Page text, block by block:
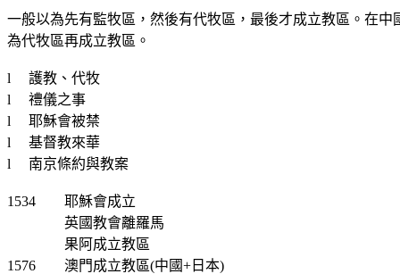
一般以為先有監牧區，然後有代牧區，最後才成立教區。在
為代牧區再成立教區。
l
護教、代牧
l
禮儀之事
l
耶穌會被禁
l
基督教來華
l
南京條約與教案
1534
耶穌會成立
英國教會離羅馬
果阿成立教區
1576
澳門成立教區(中國+ 日本)